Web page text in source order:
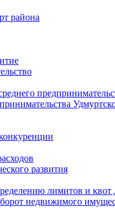
района
развития
лимитов и квот
недвижимого